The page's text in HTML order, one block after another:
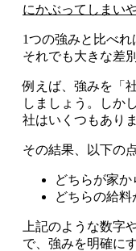
にかぶってしまい
1つの強みと比べれ
それでも大きな差
例えば、強みを「
しましょう。しか
社はいくつもありま
その結果、以下の
どちらが家か
どちらの給料
上記のような数字
で、強みを明確に